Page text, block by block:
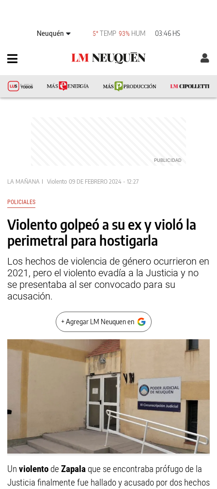
Neuquén 5°TEMP 93% HUM 03:46 HS
LA MAÑANA Violento 09 DE FEBRERO 2024 - 12:27
POLICIALES
Violento golpeó a su ex y violó la
perimetral para hostigarla
Los hechos de violencia de género ocurrieron en
2021, pero el violento evadía a la Justicia y no
se presentaba al ser convocado para su
acusación.
+ Agregar LM Neuquen en
Un violento de Zapala que se encontraba prófugo de la
Justicia finalmente fue hallado y acusado por dos hechos